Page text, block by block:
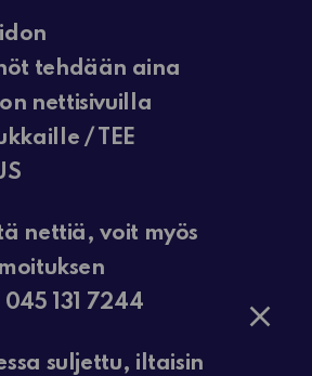
tehdään aina
nettisivuilla
/ TEE
nettiä, voit myös
131 7244
suljettu, iltaisin